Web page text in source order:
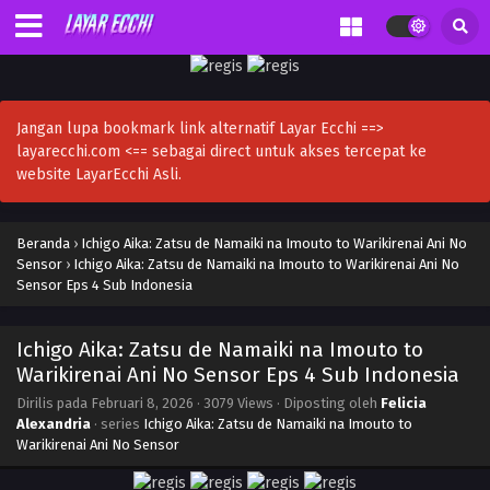
Jangan lupa bookmark link alternatif Layar Ecchi ==>
layarecchi.com <== sebagai direct untuk akses tercepat ke
website LayarEcchi Asli.
Beranda › Ichigo Aika: Zatsu de Namaiki na Imouto to Warikirenai Ani No
Sensor › Ichigo Aika: Zatsu de Namaiki na Imouto to Warikirenai Ani No
Sensor Eps 4 Sub Indonesia
Ichigo Aika: Zatsu de Namaiki na Imouto to
Warikirenai Ani No Sensor Eps 4 Sub Indonesia
Dirilis pada Februari 8, 2026 · 3079 Views · Diposting oleh Felicia
Alexandria · series Ichigo Aika: Zatsu de Namaiki na Imouto to
Warikirenai Ani No Sensor